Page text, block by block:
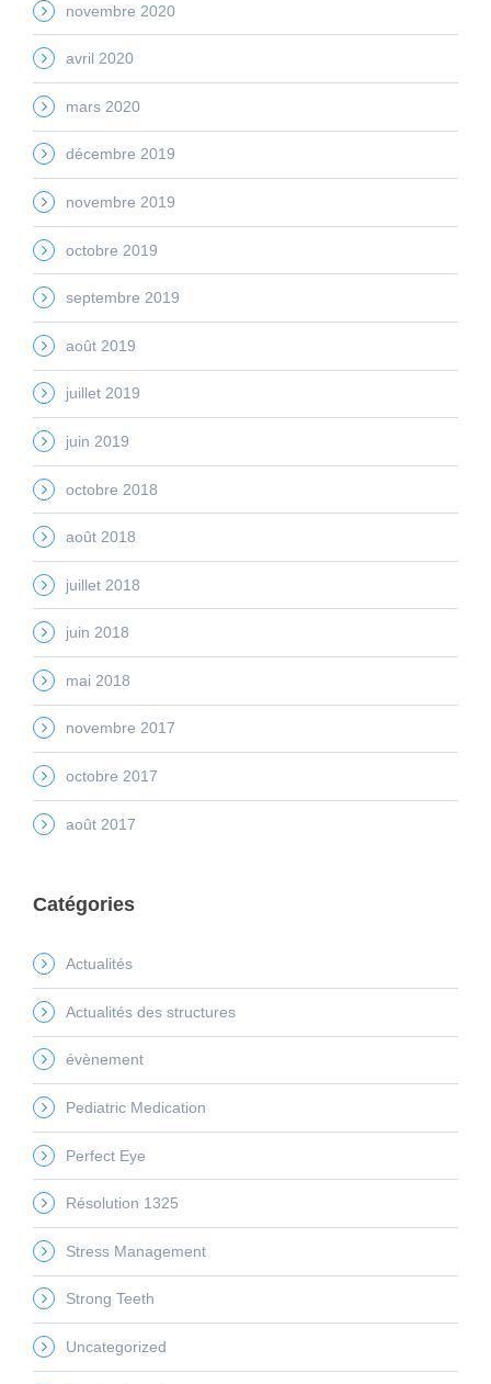
novembre 2020
avril 2020
mars 2020
décembre 2019
novembre 2019
octobre 2019
septembre 2019
août 2019
juillet 2019
juin 2019
octobre 2018
août 2018
juillet 2018
juin 2018
mai 2018
novembre 2017
octobre 2017
août 2017
Catégories
Actualités
Actualités des structures
évènement
Pediatric Medication
Perfect Eye
Résolution 1325
Stress Management
Strong Teeth
Uncategorized